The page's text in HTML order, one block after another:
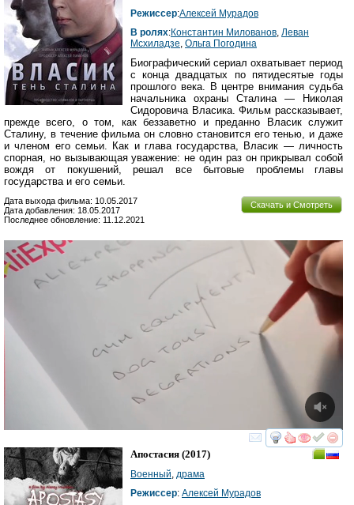
Режиссер:Алексей Мурадов
В ролях:Константин Милованов, Леван
Мсхиладзе, Ольга Погодина
Биографический сериал охватывает период
с конца двадцатых по пятидесятые годы
прошлого века. В центре внимания судьба
начальника охраны Сталина — Николая
Сидоровича Власика. Фильм рассказывает,
прежде всего, о том, как беззаветно и преданно Власик служит
Сталину, в течение фильма он словно становится его тенью, и даже
и членом его семьи. Как и глава государства, Власик — личность
спорная, но вызывающая уважение: не один раз он прикрывал собой
вождя от покушений, решал все бытовые проблемы главы
государства и его семьи.
Скачать и Смотреть
Дата выхода фильма: 10.05.2017
Дата добавления: 18.05.2017
Последнее обновление: 11.12.2021
смотреть
Апостасия (2017)
Военный драма
Режиссер: Алексей Мурадов